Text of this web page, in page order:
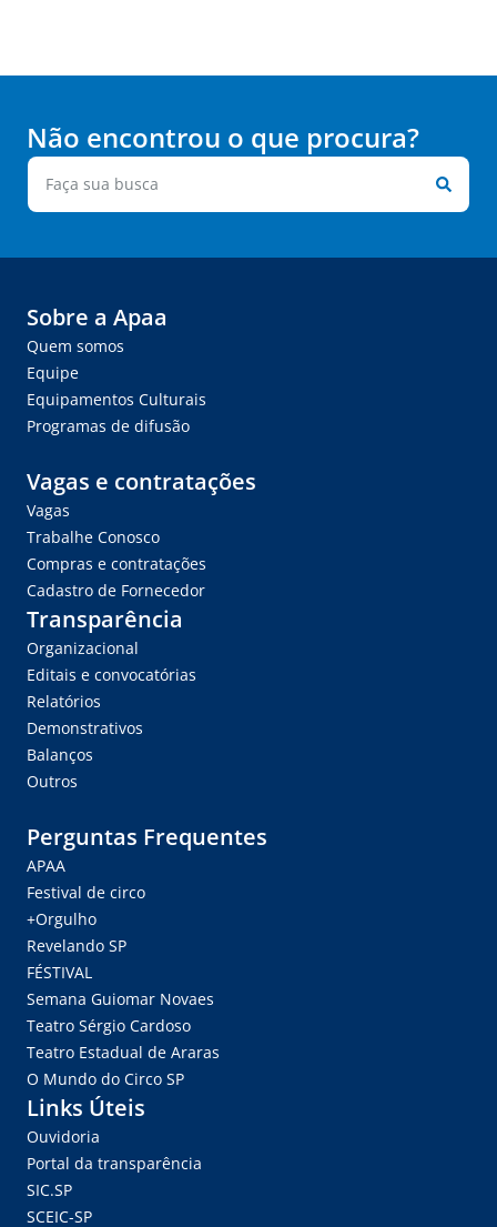
Não encontrou o que procura?
Sobre a Apaa
Quem somos
Equipe
Equipamentos Culturais
Programas de difusão
Vagas e contratações
Vagas
Trabalhe Conosco
Compras e contratações
Cadastro de Fornecedor
Transparência
Organizacional
Editais e convocatórias
Relatórios
Demonstrativos
Balanços
Outros
Perguntas Frequentes
APAA
Festival de circo
+Orgulho
Revelando SP
FÉSTIVAL
Semana Guiomar Novaes
Teatro Sérgio Cardoso
Teatro Estadual de Araras
O Mundo do Circo SP
Links Úteis
Ouvidoria
Portal da transparência
SIC.SP
SCEIC-SP